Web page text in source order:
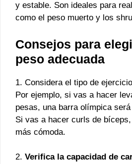
y estable. Son ideales para
como el peso muerto y los
Consejos para
peso adecuada
1. Considera el tipo de
Por ejemplo, si vas a hacer
pesas, una barra olímpica
Si vas a hacer curls de
más cómoda.
2. Verifica la capacidad de